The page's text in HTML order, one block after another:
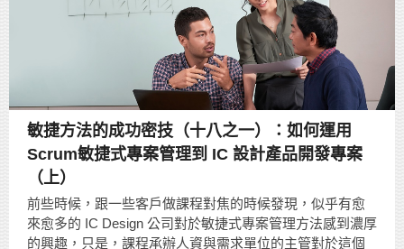
敏捷方法的成功密技（十八之一）：如何運用
Scrum敏捷式專案管理到 IC 設計產品開發專案
（上）
前些時候，跟一些客戶做課程對焦的時候發現，似乎有愈
來愈多的 IC Design 公司對於敏捷式專案管理方法感到濃厚
的興趣，只是，課程承辦人資與需求單位的主管對於這個